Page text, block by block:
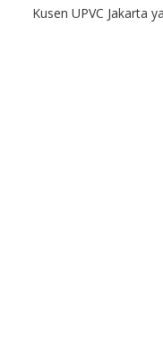
Kusen UPVC Jakarta